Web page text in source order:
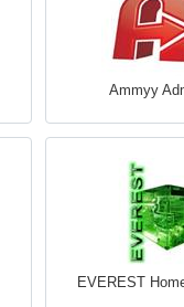
Ammyy
EVEREST